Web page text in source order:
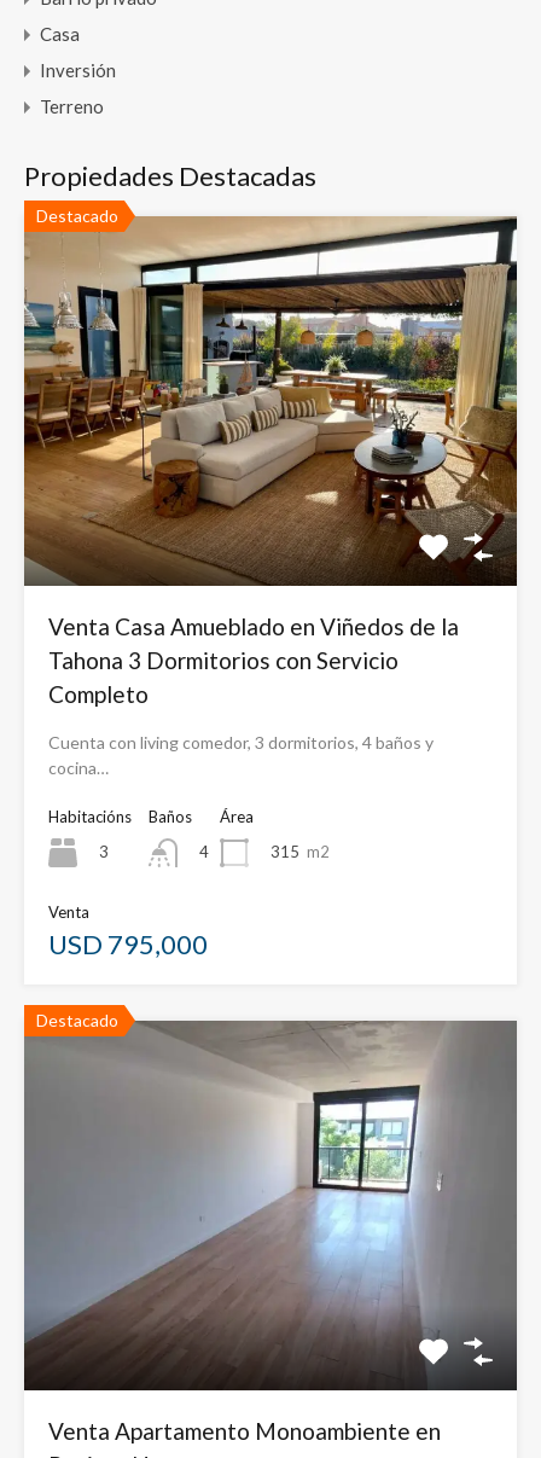
Casa
Inversión
Terreno
Propiedades Destacadas
Destacado
Venta Casa Amueblado en Viñedos de la
Tahona 3 Dormitorios con Servicio
Completo
Cuenta con living comedor, 3 dormitorios, 4 baños y
cocina…
Habitacións
3
Baños
4
Área
315 m2
Venta
USD 795,000
Destacado
Venta Apartamento Monoambiente en